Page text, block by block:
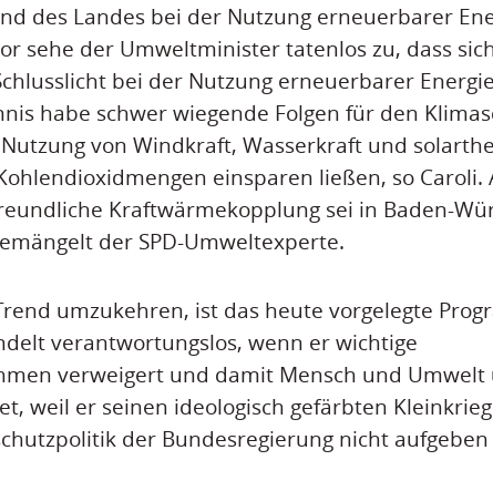
des Landes bei der Nutzung erneuerbarer
sehe der Umweltminister tatenlos zu, dass
bei der Nutzung erneuerbarer
habe schwer wiegende Folgen für den
von Windkraft, Wasserkraft und
einsparen ließen, so Caroli.
Kraftwärmekopplung sei in Baden-
der SPD-Umweltexperte.
umzukehren, ist das heute vorgelegte
verantwortungslos, wenn er wichtige
verweigert und damit Mensch und
weil er seinen ideologisch gefärbten
der Bundesregierung nicht aufgeben